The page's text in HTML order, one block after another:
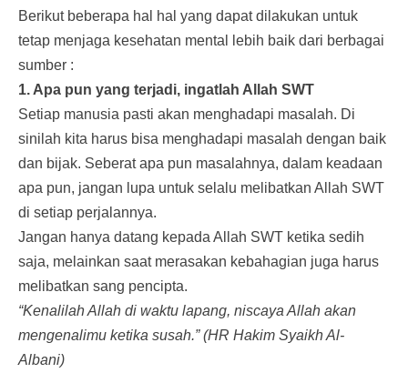
Berikut beberapa hal hal yang dapat dilakukan untuk
tetap menjaga kesehatan mental lebih baik dari berbagai
sumber :
1. Apa pun yang terjadi, ingatlah Allah SWT
Setiap manusia pasti akan menghadapi masalah. Di
sinilah kita harus bisa menghadapi masalah dengan baik
dan bijak. Seberat apa pun masalahnya, dalam keadaan
apa pun, jangan lupa untuk selalu melibatkan Allah SWT
di setiap perjalannya.
Jangan hanya datang kepada Allah SWT ketika sedih
saja, melainkan saat merasakan kebahagian juga harus
melibatkan sang pencipta.
“Kenalilah Allah di waktu lapang, niscaya Allah akan
mengenalimu ketika susah.” (HR Hakim Syaikh Al-
Albani)